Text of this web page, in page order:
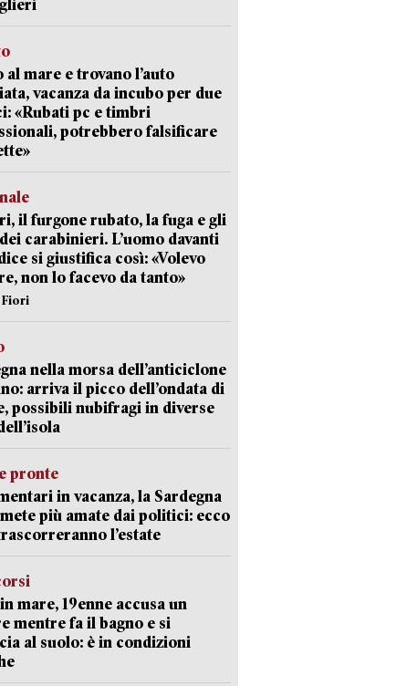
al mare e trovano l’auto
vacanza da incubo per due
«Rubati pc e timbri
potrebbero falsificare
il furgone rubato, la fuga e gli
carabinieri. L’uomo davanti
si giustifica così: «Volevo
non lo facevo da tanto»
Fiori
nella morsa dell’anticiclone
arriva il picco dell’ondata di
possibili nubifragi in diverse
pronte
in vacanza, la Sardegna
più amate dai politici: ecco
l’estate
mare, 19enne accusa un
mentre fa il bagno e si
al suolo: è in condizioni